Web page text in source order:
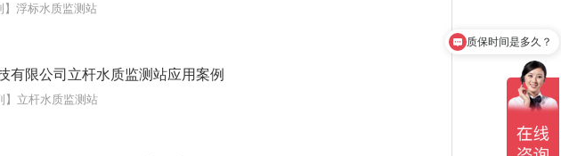
】浮标水质监测站
有限公司立杆水质监测站应用案例
】立杆水质监测站
产品有检测证书吗？